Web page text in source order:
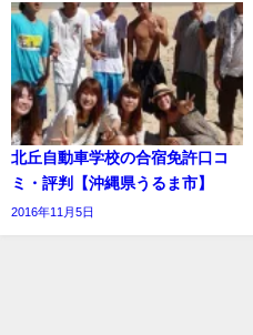
北丘自動車学校の合宿免許口コ
ミ・評判【沖縄県うるま市】
2016年11月5日